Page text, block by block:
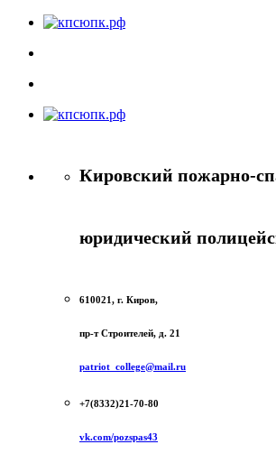
Кировский пожарно-
юридический
610021, г. Киров,
пр-т Строителей, д. 21
patriot_college@mail.ru
+7(8332)21-70-80
vk.com/pozspas43